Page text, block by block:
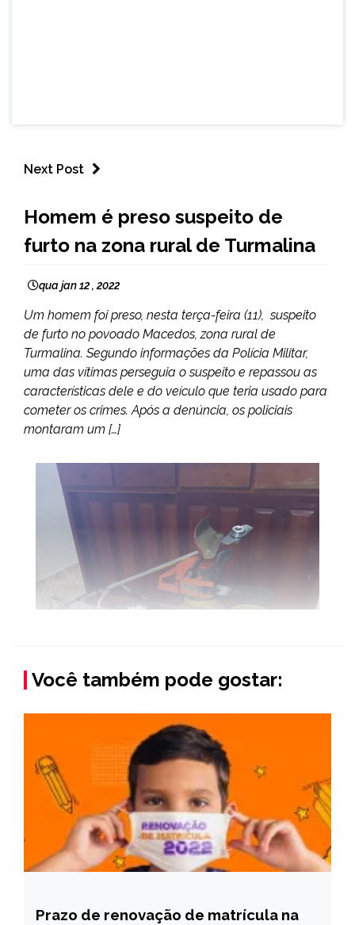
Next Post
MINAS
GERAIS
Homem é preso suspeito de
furto na zona rural de Turmalina
qua jan 12 , 2022
Um homem foi preso, nesta terça-feira (11), suspeito
de furto no povoado Macedos, zona rural de
Turmalina. Segundo informações da Polícia Militar,
uma das vítimas perseguia o suspeito e repassou as
características dele e do veículo que teria usado para
cometer os crimes. Após a denúncia, os policiais
montaram um […]
Você também pode gostar:
MINAS
Prazo de renovação de matrícula na